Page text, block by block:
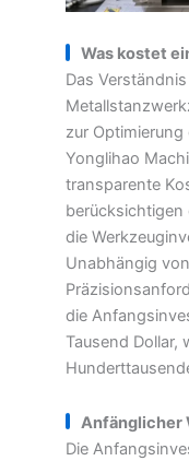
Was kostet
Das
zur
Yonglihao
transparente
berücksichtigen
die
Unabhängig
die
Tausend Dollar,
Anfänglicher
Die